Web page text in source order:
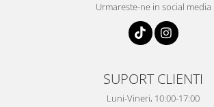
Urmareste-ne in social media
SUPORT CLIENTI
Luni-Vineri, 10:00-17:00